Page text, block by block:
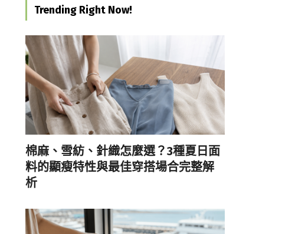
Trending Right Now!
棉麻、雪紡、針織怎麼選？3種夏日面
料的顯瘦特性與最佳穿搭場合完整解
析